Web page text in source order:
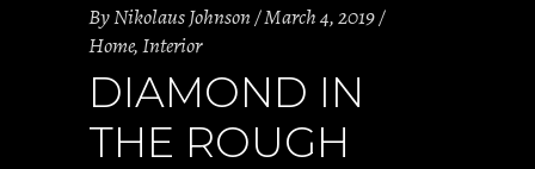
ByNikolaus Johnson March 4, 2019
Home,Interior
DIAMOND IN
THE ROUGH